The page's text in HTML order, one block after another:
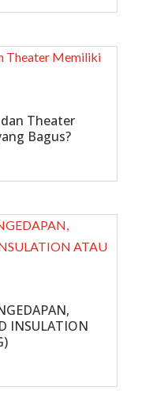
Theater
Bagus?
INSULATION